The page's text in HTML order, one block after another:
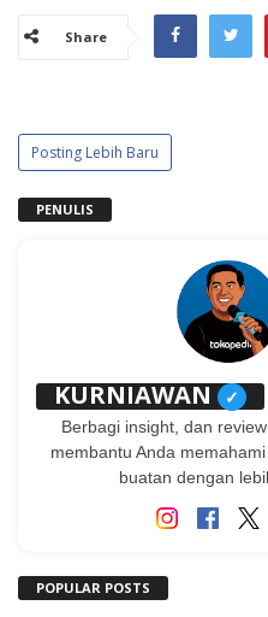
Share
Posting Lebih Baru
PENULIS
KURNIAWAN ✓
Berbagi insight, dan
membantu Anda
buatan dengan
POPULAR POSTS